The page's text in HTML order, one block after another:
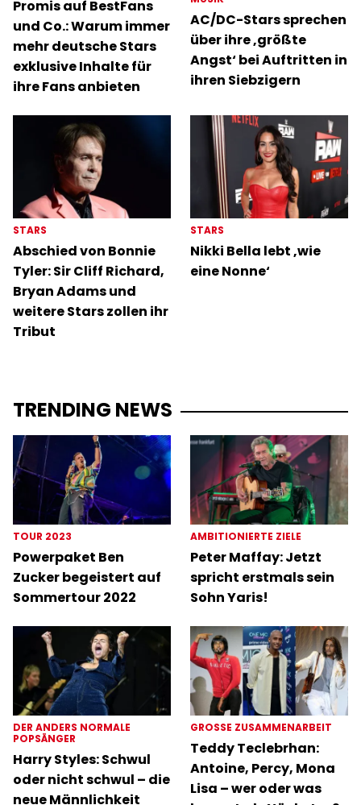
Promis auf BestFans
und Co.: Warum immer
mehr deutsche Stars
exklusive Inhalte für
ihre Fans anbieten
AC/DC-Stars sprechen
über ihre ‚größte
Angst‘ bei Auftritten in
ihren Siebzigern
STARS
Abschied von Bonnie
Tyler: Sir Cliff Richard,
Bryan Adams und
weitere Stars zollen ihr
Tribut
STARS
Nikki Bella lebt ‚wie
eine Nonne‘
TRENDING NEWS
TOUR 2023
Powerpaket Ben
Zucker begeistert auf
Sommertour 2022
AMBITIONIERTE ZIELE
Peter Maffay: Jetzt
spricht erstmals sein
Sohn Yaris!
DER ANDERS NORMALE
POPSÄNGER
Harry Styles: Schwul
oder nicht schwul – die
neue Männlichkeit
GROSSE ZUSAMMENARBEIT
Teddy Teclebrhan:
Antoine, Percy, Mona
Lisa – wer oder was